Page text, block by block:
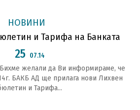
НОВИНИ
и Тарифа на Банката
25 07.14
желали да Ви информираме, че
БАКБ АД ще прилага нови Лихвен
и Тарифа...